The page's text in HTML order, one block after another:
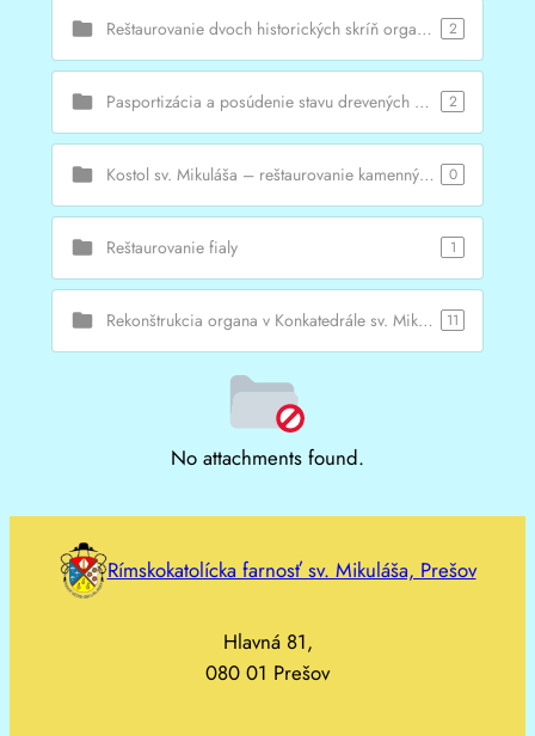
Reštaurovanie dvoch historických skríň organa v Konkatedrále sv. Mikuláša v Prešove 2
Pasportizácia a posúdenie stavu drevených schodov a reštaurátorský prieskum oltára interiéru Kaplnky kalvárskej, 4. zastavenie – reštaurovanie výtvarných súčastí interiéru 2
Kostol sv. Mikuláša – reštaurovanie kamenných ostení okien a sklenených vitráží 0
Reštaurovanie fialy 1
Rekonštrukcia organa v Konkatedrále sv. Mikuláša – I. etapa 11
No attachments found.
Rímskokatolícka farnosť sv. Mikuláša, Prešov
Hlavná 81,
080 01 Prešov